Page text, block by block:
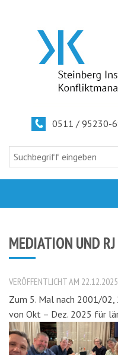
0511 / 95230-
MEDIATION UND
VERÖFFENTLICHT AM 22.12.2025
Zum 5. Mal nach 2001/
von Okt – Dez. 2025 für